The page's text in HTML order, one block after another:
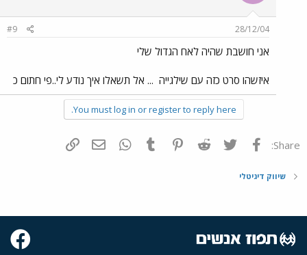
28/12/04
#9
אני חושבת שהיה לאח הגדול שלי
איזשהו סרט כזה עם שילגייה ... אל תשאלו איך נודע לי..פי חתום כ
You must log in or register to reply here.
Share: פייסבוק Twitter
Reddit
Pinterest
Tumblr
WhatsAppדואר אלקטרוני
שיווק דיגיטלי